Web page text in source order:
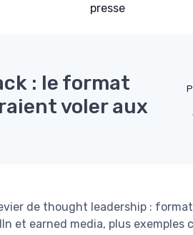
presse
: le format
voler aux
de thought leadership :
et earned media, plus exemples